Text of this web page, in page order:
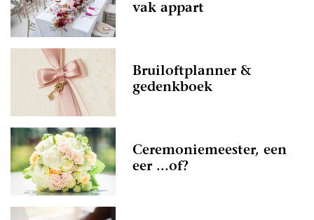
vak appart
Bruiloftplanner &
gedenkboek
Ceremoniemeester, een
eer ...of?